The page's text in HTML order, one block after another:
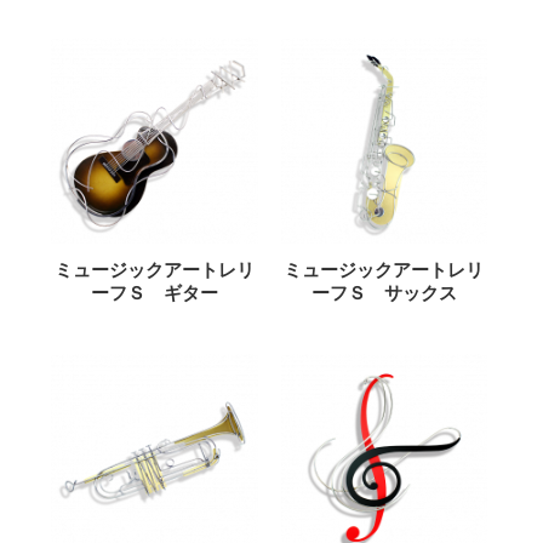
ミュージックアートレリ
ーフＳ ギター
ミュージックアートレリ
ーフＳ サックス